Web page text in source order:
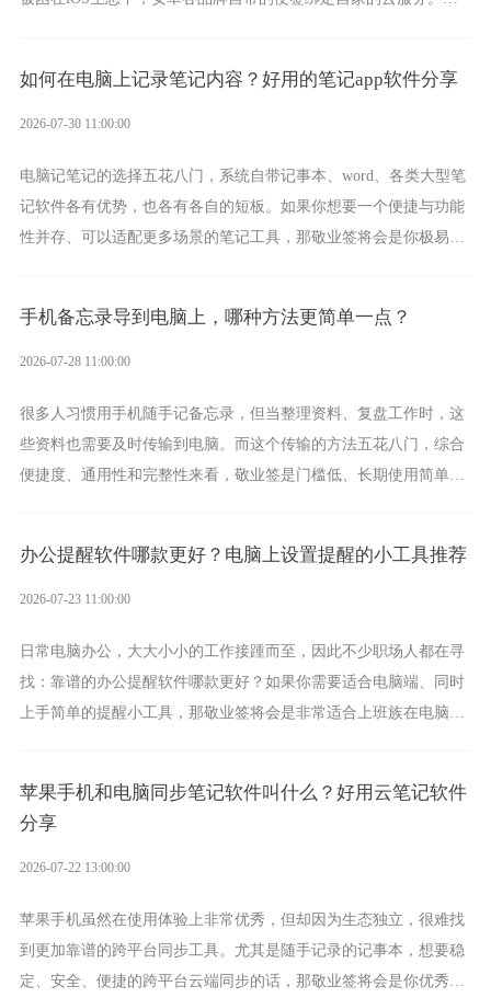
如何在电脑上记录笔记内容？好用的笔记app软件分享
2026-07-30 11:00:00
电脑记笔记的选择五花八门，系统自带记事本、word、各类大型笔
记软件各有优势，也各有各自的短板。如果你想要一个便捷与功能
性并存、可以适配更多场景的笔记工具，那敬业签将会是你极易上
手机备忘录导到电脑上，哪种方法更简单一点？
2026-07-28 11:00:00
很多人习惯用手机随手记备忘录，但当整理资料、复盘工作时，这
些资料也需要及时传输到电脑。而这个传输的方法五花八门，综合
便捷度、通用性和完整性来看，敬业签是门槛低、长期使用简单的
办公提醒软件哪款更好？电脑上设置提醒的小工具推荐
2026-07-23 11:00:00
日常电脑办公，大大小小的工作接踵而至，因此不少职场人都在寻
找：靠谱的办公提醒软件哪款更好？如果你需要适合电脑端、同时
上手简单的提醒小工具，那敬业签将会是非常适合上班族在电脑上
苹果手机和电脑同步笔记软件叫什么？好用云笔记软件
分享
2026-07-22 13:00:00
苹果手机虽然在使用体验上非常优秀，但却因为生态独立，很难找
到更加靠谱的跨平台同步工具。尤其是随手记录的记事本，想要稳
定、安全、便捷的跨平台云端同步的话，那敬业签将会是你优秀的